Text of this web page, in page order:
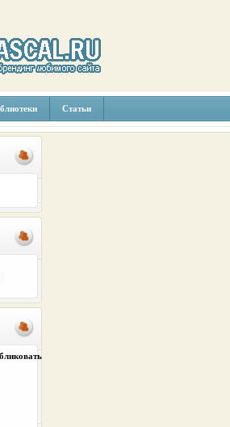
Статьи